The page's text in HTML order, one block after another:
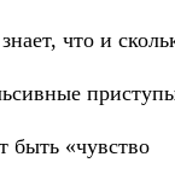
что и
быть «чувство